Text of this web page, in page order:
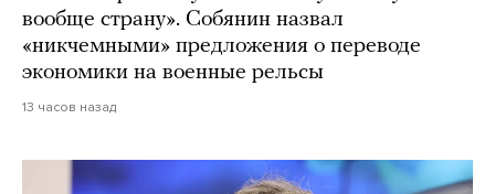
вообще страну». Собянин назвал
«никчемными» предложения о переводе
экономики на военные рельсы
13 часов назад